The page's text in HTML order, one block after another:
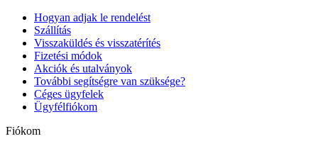
Hogyan adjak le rendelést
Szállítás
Visszaküldés és visszatérítés
Fizetési módok
Akciók és utalványok
További segítségre van szüksége?
Céges ügyfelek
Ügyfélfiókom
Fiókom